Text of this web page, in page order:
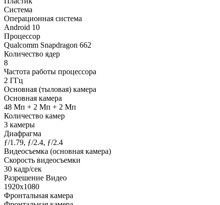
Система
Операционная система
Android 10
Процессор
Qualcomm Snapdragon 662
Количество ядер
8
Частота работы процессора
2 ГГц
Основная (тыловая) камера
Основная камера
48 Мп + 2 Мп + 2 Мп
Количество камер
3 камеры
Диафрагма
ƒ/1.79, ƒ/2.4, ƒ/2.4
Видеосъемка (основная камера)
Скорость видеосъемки
30 кадр/сек
Разрешение Видео
1920х1080
Фронтальная камера